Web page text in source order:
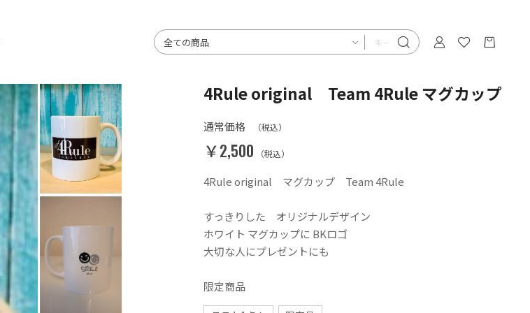
4Rule original Team 4Rule マグカップ
通常価格 （税込）
￥2,500 （税込）
4Rule original マグカップ Team 4Rule
すっきりした オリジナルデザイン
ホワイト マグカップに BKロゴ
大切な人にプレゼントにも
限定商品